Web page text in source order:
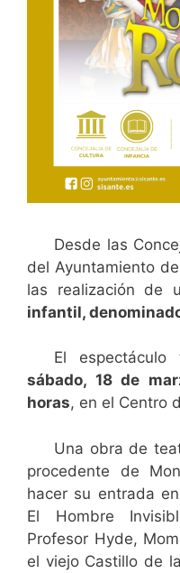
Desde las
del Ayuntamiento
las realización de
infantil,
El
sábado, 18 de
horas, en el Centro
Una obra de
procedente de
hacer su entrada
El Hombre
Profesor Hyde,
el viejo Castillo de